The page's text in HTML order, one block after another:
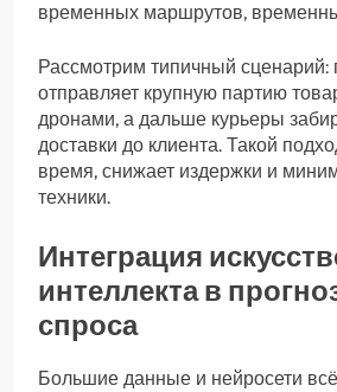
временных маршрутов,
Рассмотрим типичный сценарий:
отправляет крупную партию
дронами, а дальше курьеры
доставки до клиента. Такой
время, снижает издержки и
техники.
Интеграция
интеллекта в
спроса
Большие данные и нейросети